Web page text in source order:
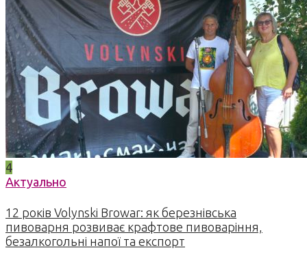
4
Актуально
12 років Volynski Browar: як березнівська
пивоварня розвиває крафтове пивоваріння,
безалкогольні напої та експорт